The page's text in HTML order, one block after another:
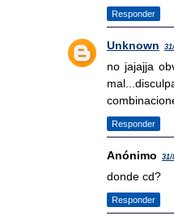
Responder
Unknown
no jajajja
Responder
Anónimo 31/
donde cd?
Responder